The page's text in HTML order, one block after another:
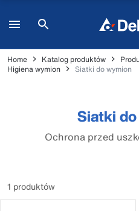
Home Katalog produktów
Higiena wymion
Siatki do wymion
Siatki
Ochrona przed
1 produktów